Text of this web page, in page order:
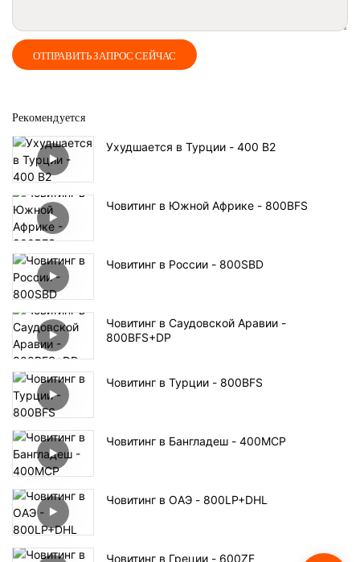
ОТПРАВИТЬ ЗАПРОС СЕЙЧАС
Рекомендуется
Ухудшается в Турции - 400 В2
Човитинг в Южной Африке - 800BFS
Човитинг в России - 800SBD
Човитинг в Саудовской Аравии -
800BFS+DP
Човитинг в Турции - 800BFS
Човитинг в Бангладеш - 400MCP
Човитинг в ОАЭ - 800LP+DHL
Човитинг в Греции - 600ZF